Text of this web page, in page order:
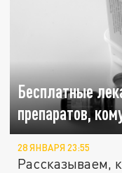
Бесплатные
препаратов,
28 ЯНВАРЯ 23:55
Рассказываем,